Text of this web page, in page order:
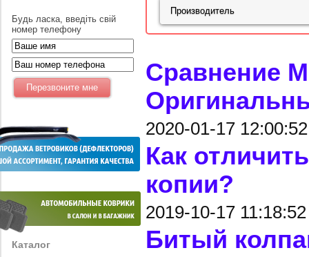
Будь ласка, введіть свій
номер телефону
Каталог
Сравнение
2020-01-17 12:00:52
Как
копии?
2019-10-17 11:18:52
Битый